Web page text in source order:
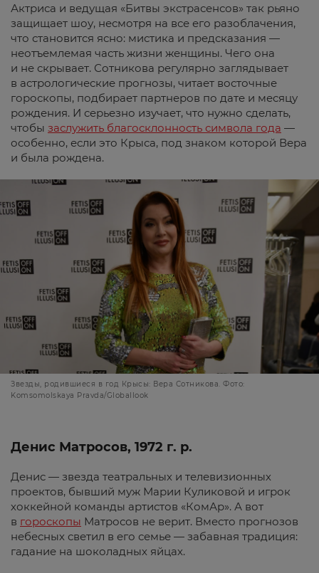
Актриса и ведущая «Битвы экстрасенсов» так рьяно
защищает шоу, несмотря на все его разоблачения,
что становится ясно: мистика и предсказания —
неотъемлемая часть жизни женщины. Чего она
и не скрывает. Сотникова регулярно заглядывает
в астрологические прогнозы, читает восточные
гороскопы, подбирает партнеров по дате и месяцу
рождения. И серьезно изучает, что нужно сделать,
чтобы заслужить благосклонность символа года —
особенно, если это Крыса, под знаком которой Вера
и была рождена.
Звезды, родившиеся в год Крысы: Вера Сотникова. Фото:
Komsomolskaya Pravda/Globallook
Денис Матросов, 1972 г. р.
Денис — звезда театральных и телевизионных
проектов, бывший муж Марии Куликовой и игрок
хоккейной команды артистов «КомАр». А вот
в гороскопы Матросов не верит. Вместо прогнозов
небесных светил в его семье — забавная традиция:
гадание на шоколадных яйцах.